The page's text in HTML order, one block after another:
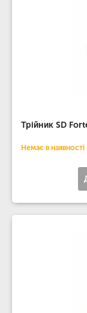
Трійник SD
Немає в наявності